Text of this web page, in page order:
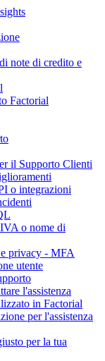
note di credito e
Factorial
il Supporto Clienti
o integrazioni
o nome di
privacy - MFA
utente
l'assistenza
in Factorial
per l'assistenza
per la tua